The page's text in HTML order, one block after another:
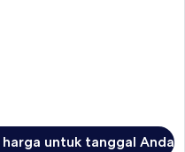
untuk tanggal Anda